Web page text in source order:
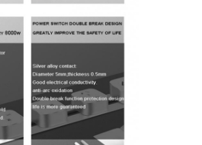
γραφείων
για τοποθέτηση σε τραπέζι
γραφείου